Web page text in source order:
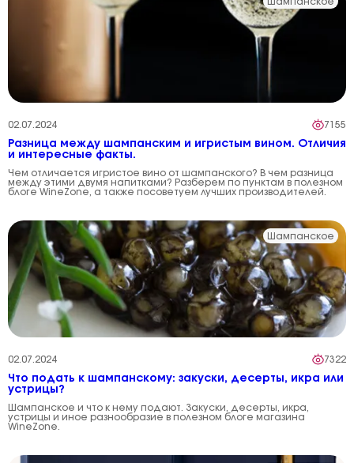
02.07.2024 7155
Разница между шампанским и игристым вином. Отличия
и интересные факты.
Чем отличается игристое вино от шампанского? В чем разница
между этими двумя напитками? Разберем по пунктам в полезном
блоге WineZone, а также посоветуем лучших производителей.
Шампанское
02.07.2024 7322
Что подать к шампанскому: закуски, десерты, икра или
устрицы?
Шампанское и что к нему подают. Закуски, десерты, икра,
устрицы и иное разнообразие в полезном блоге магазина
WineZone.